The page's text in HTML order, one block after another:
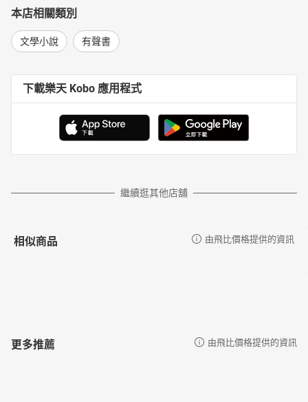
本店相關類別
文學小說 有聲書
下載樂天 Kobo 應用程式
繼續逛其他店舖
相似商品 由飛比價格提供的資訊
更多推薦 由飛比價格提供的資訊